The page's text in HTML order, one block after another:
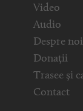
Video
Audio
Despre noi
Donații
Trasee și
Contact